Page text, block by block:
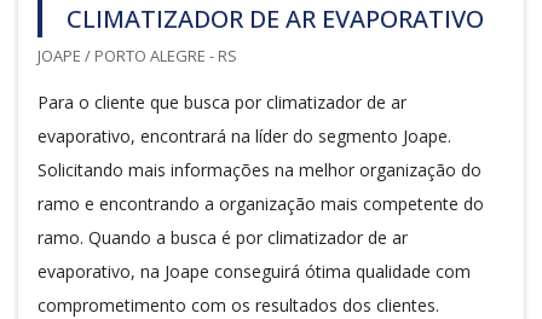
CLIMATIZADOR DE AR EVAPORATIVO
JOAPE / PORTO ALEGRE - RS
Para o cliente que busca por climatizador de ar
evaporativo, encontrará na líder do segmento Joape.
Solicitando mais informações na melhor organização do
ramo e encontrando a organização mais competente do
ramo. Quando a busca é por climatizador de ar
evaporativo, na Joape conseguirá ótima qualidade com
comprometimento com os resultados dos clientes.